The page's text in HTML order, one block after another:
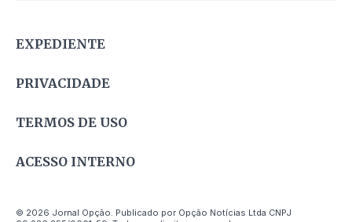
EXPEDIENTE
PRIVACIDADE
TERMOS DE USO
ACESSO INTERNO
© 2026 Jornal Opção. Publicado por Opção Notícias Ltda CNPJ